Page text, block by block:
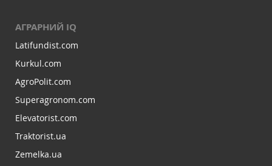
АГРАРНИЙ IQ
Latifundist.com
Kurkul.com
AgroPolit.com
Superagronom.com
Elevatorist.com
Traktorist.ua
Zemelka.ua